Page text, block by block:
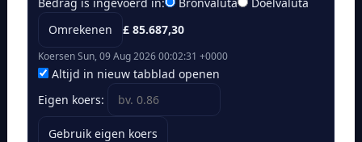
Omrekenen
£ 85.687,30
Koersen Sun, 09 Aug 2026 00:02:31 +0000
Altijd in nieuw tabblad openen
Eigen koers:
Gebruik eigen koers